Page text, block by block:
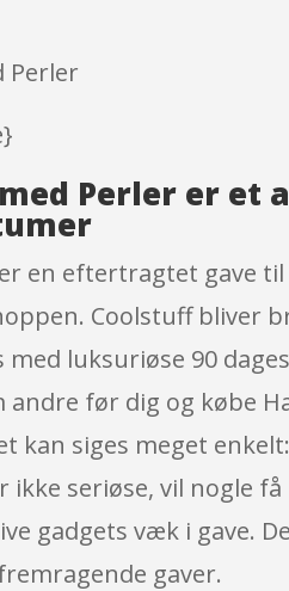
Perler
Perler er
en eftertragtet gave
Coolstuff bliver
med luksuriøse 90
før dig og købe
siges meget
ikke seriøse, vil nogle
gadgets væk i gave.
gaver.